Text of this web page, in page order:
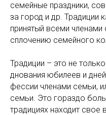
семейные праздники,
за город и др. Традиции
принятый всеми
сплочению семейного
Традиции – это не
днования юбилеев и
фессии членами семьи,
семьи. Это гораздо
традициях находит свое